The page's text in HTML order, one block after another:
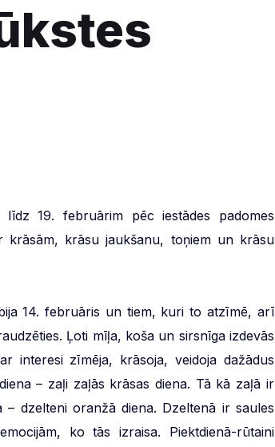
līdz 19. februārim pēc iestādes padomes
krāsām, krāsu jaukšanu, toņiem un krāsu
14. februāris un tiem, kuri to atzīmē, arī
Ļoti mīļa, koša un sirsnīga izdevās
interesi zīmēja, krāsoja, veidoja dažādus
– zaļi zaļās krāsas diena. Tā kā zaļā ir
dzelteni oranžā diena. Dzeltenā ir saules
ko tās izraisa. Piektdienā-rūtaini